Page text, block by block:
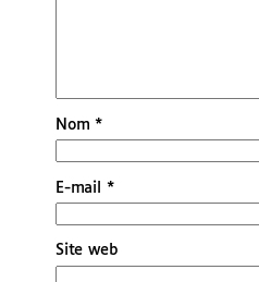
Nom*
E-mail*
Site web